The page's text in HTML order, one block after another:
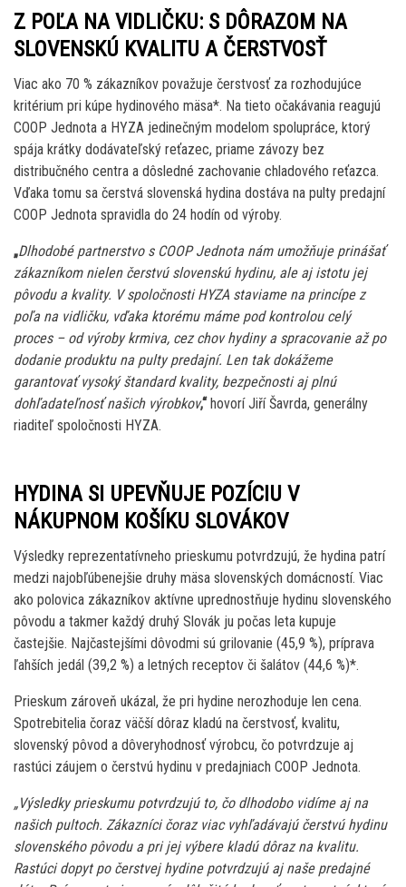
Z POĽA NA VIDLIČKU: S DÔRAZOM NA
SLOVENSKÚ KVALITU A ČERSTVOSŤ
Viac ako 70 % zákazníkov považuje čerstvosť za rozhodujúce
kritérium pri kúpe hydinového mäsa*. Na tieto očakávania reagujú
COOP Jednota a HYZA jedinečným modelom spolupráce, ktorý
spája krátky dodávateľský reťazec, priame závozy bez
distribučného centra a dôsledné zachovanie chladového reťazca.
Vďaka tomu sa čerstvá slovenská hydina dostáva na pulty predajní
COOP Jednota spravidla do 24 hodín od výroby.
„Dlhodobé partnerstvo s COOP Jednota nám umožňuje prinášať
zákazníkom nielen čerstvú slovenskú hydinu, ale aj istotu jej
pôvodu a kvality. V spoločnosti HYZA staviame na princípe z
poľa na vidličku, vďaka ktorému máme pod kontrolou celý
proces – od výroby krmiva, cez chov hydiny a spracovanie až po
dodanie produktu na pulty predajní. Len tak dokážeme
garantovať vysoký štandard kvality, bezpečnosti aj plnú
dohľadateľnosť našich výrobkov,“hovorí Jiří Šavrda, generálny
riaditeľ spoločnosti HYZA.
HYDINA SI UPEVŇUJE POZÍCIU V
NÁKUPNOM KOŠÍKU SLOVÁKOV
Výsledky reprezentatívneho prieskumu potvrdzujú, že hydina patrí
medzi najobľúbenejšie druhy mäsa slovenských domácností. Viac
ako polovica zákazníkov aktívne uprednostňuje hydinu slovenského
pôvodu a takmer každý druhý Slovák ju počas leta kupuje
častejšie. Najčastejšími dôvodmi sú grilovanie (45,9 %), príprava
ľahších jedál (39,2 %) a letných receptov či šalátov (44,6 %)*.
Prieskum zároveň ukázal, že pri hydine nerozhoduje len cena.
Spotrebitelia čoraz väčší dôraz kladú na čerstvosť, kvalitu,
slovenský pôvod a dôveryhodnosť výrobcu, čo potvrdzuje aj
rastúci záujem o čerstvú hydinu v predajniach COOP Jednota.
„Výsledky prieskumu potvrdzujú to, čo dlhodobo vidíme aj na
našich pultoch. Zákazníci čoraz viac vyhľadávajú čerstvú hydinu
slovenského pôvodu a pri jej výbere kladú dôraz na kvalitu.
Rastúci dopyt po čerstvej hydine potvrdzujú aj naše predajné